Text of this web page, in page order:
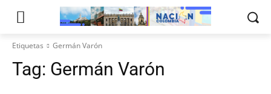
Etiquetas Germán Varón
Tag: Germán Varón